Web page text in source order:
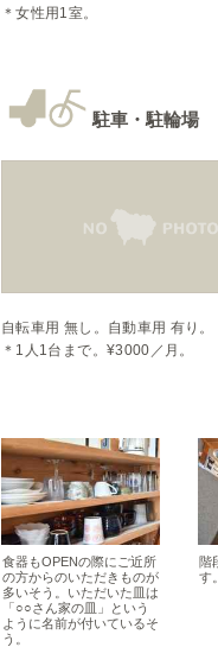
＊女性用1室。
駐車・駐輪場
自転車用 無し。自動車用 有り。
＊1人1台まで。¥3000／月。
食器もOPENの際にご近所
の方からのいただきものが
多いそう。いただいた皿は
「○○さん家の皿」という
ように名前が付いているそ
う。
階
す。